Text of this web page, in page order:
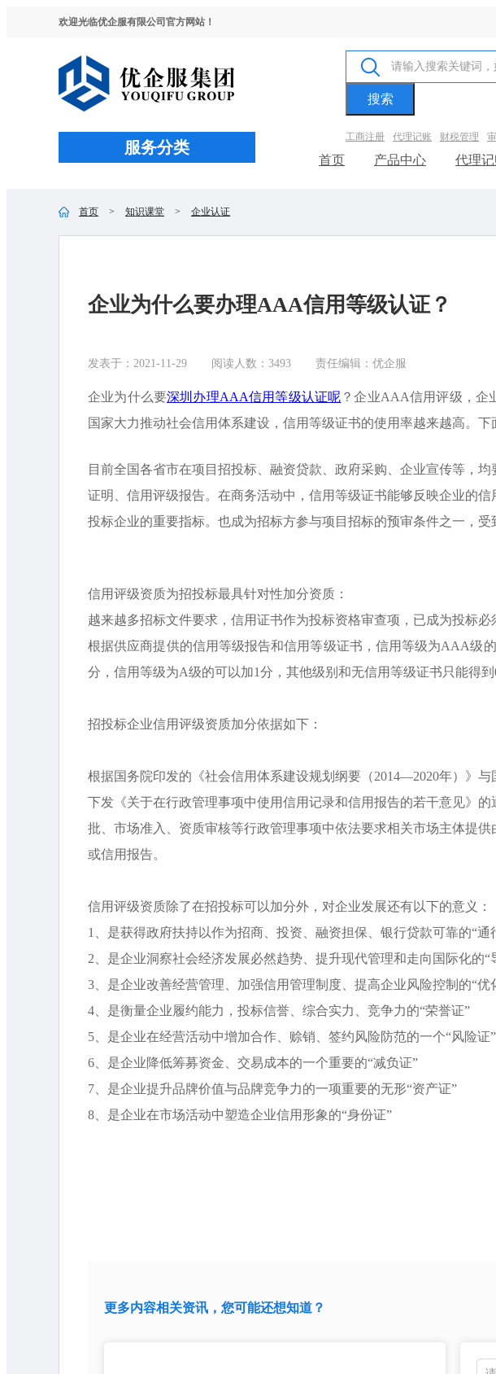
欢迎光临优企服有限公司官方网站！
工商注册 代理记账 财税管理
服务分类
首页 产品中心 代理
首页 > 知识课堂 > 企业认证
企业为什么要办理AAA信用等级认证？
发表于：2021-11-29 阅读人数：3493 责任编辑：优企服
企业为什么要深圳办理AAA信用等级认证呢 ？企业AAA信用评级，企
国家大力推动社会信用体系建设，信用等级证书的使用率越来越高。下
目前全国各省市在项目招投标、融资贷款、政府采购、企业宣传等，
证明、信用评级报告。在商务活动中，信用等级证书能够反映企业的
投标企业的重要指标。也成为招标方参与项目招标的预审条件之一，受
信用评级资质为招投标最具针对性加分资质：
越来越多招标文件要求，信用证书作为投标资格审查项，已成为投标必
根据供应商提供的信用等级报告和信用等级证书，信用等级为AAA级
分，信用等级为A级的可以加1分，其他级别和无信用等级证书只能得到
招投标企业信用评级资质加分依据如下：
根据国务院印发的《社会信用体系建设规划纲要（2014—2020年）》
下发《关于在行政管理事项中使用信用记录和信用报告的若干意见》
批、市场准入、资质审核等行政管理事项中依法要求相关市场主体提
或信用报告。
信用评级资质除了在招投标可以加分外，对企业发展还有以下的意义：
1、是获得政府扶持以作为招商、投资、融资担保、银行贷款可靠的“通
2、是企业洞察社会经济发展必然趋势、提升现代管理和走向国际化的“
3、是企业改善经营管理、加强信用管理制度、提高企业风险控制的“优
4、是衡量企业履约能力，投标信誉、综合实力、竞争力的“荣誉证”
5、是企业在经营活动中增加合作、赊销、签约风险防范的一个“风险证”
6、是企业降低筹募资金、交易成本的一个重要的“减负证”
7、是企业提升品牌价值与品牌竞争力的一项重要的无形“资产证”
8、是企业在市场活动中塑造企业信用形象的“身份证”
更多内容相关资讯，您可能还想知道？